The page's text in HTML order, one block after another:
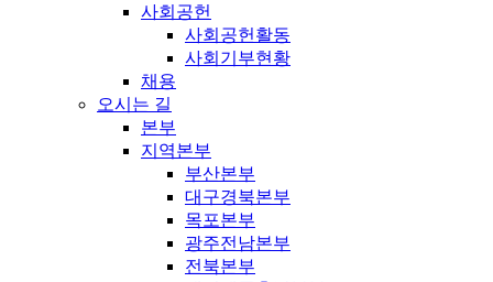
사회공헌
사회공헌활동
사회기부현황
채용
오시는 길
본부
지역본부
부산본부
대구경북본부
목포본부
광주전남본부
전북본부